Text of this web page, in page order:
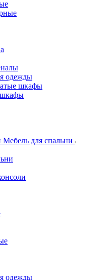
одежды
шкафы
Мебель для спальни
одежды